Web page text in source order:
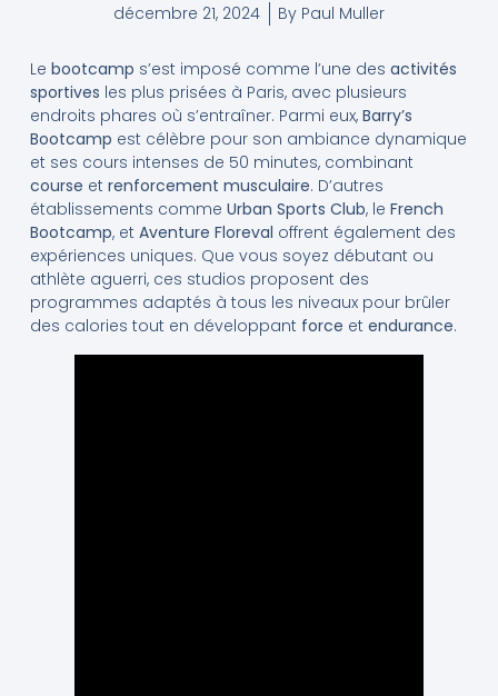
décembre 21, 2024 By Paul Muller
Le bootcamp s’est imposé comme l’une des activités
sportives les plus prisées à Paris, avec plusieurs
endroits phares où s’entraîner. Parmi eux, Barry’s
Bootcamp est célèbre pour son ambiance dynamique
et ses cours intenses de 50 minutes, combinant
course et renforcement musculaire. D’autres
établissements comme Urban Sports Club, le French
Bootcamp, et Aventure Floreval offrent également des
expériences uniques. Que vous soyez débutant ou
athlète aguerri, ces studios proposent des
programmes adaptés à tous les niveaux pour brûler
des calories tout en développant force et endurance.